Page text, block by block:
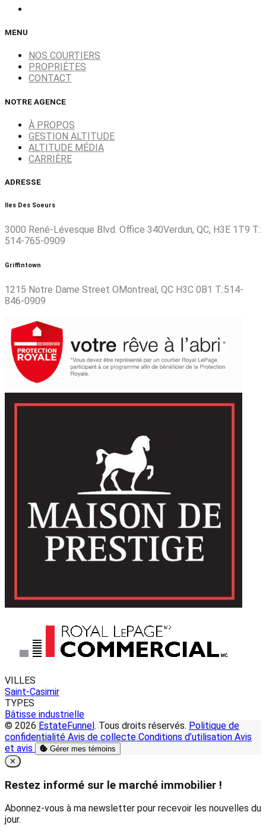
MENU
NOS COURTIERS
PROPRIÉTES
CONTACT
NOTRE AGENCE
À PROPOS
GESTION ALTITUDE
ALTITUDE MÉDIA
CARRIÈRE
ADRESSE
Iles Des Soeurs
3000 René-Lévesque Blvd. Office 340Verdun, QC, H3E 1T9 T.:
514-765-0909
Griffintown
1215 Notre Dame Street OMontreal, QC H3C 0B1 T.:514-
846-0909
VILLES
Saint-Casimir
TYPES
Bâtisse industrielle
© 2026 EstateFunnel. Tous droits réservés. Politique de
confidentialité Avis de collecte Conditions d’utilisation Avis
et avis
Gérer mes témoins
Close
✕
Restez informé sur le marché immobilier !
Abonnez-vous à ma newsletter pour recevoir les nouvelles du
jour.